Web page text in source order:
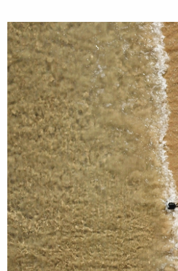
оборудовать комнату тренажером —
беговой дорожкой.